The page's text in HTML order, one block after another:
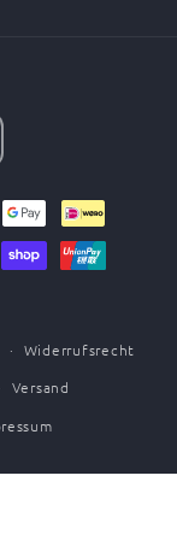
Widerrufsrecht
Versand